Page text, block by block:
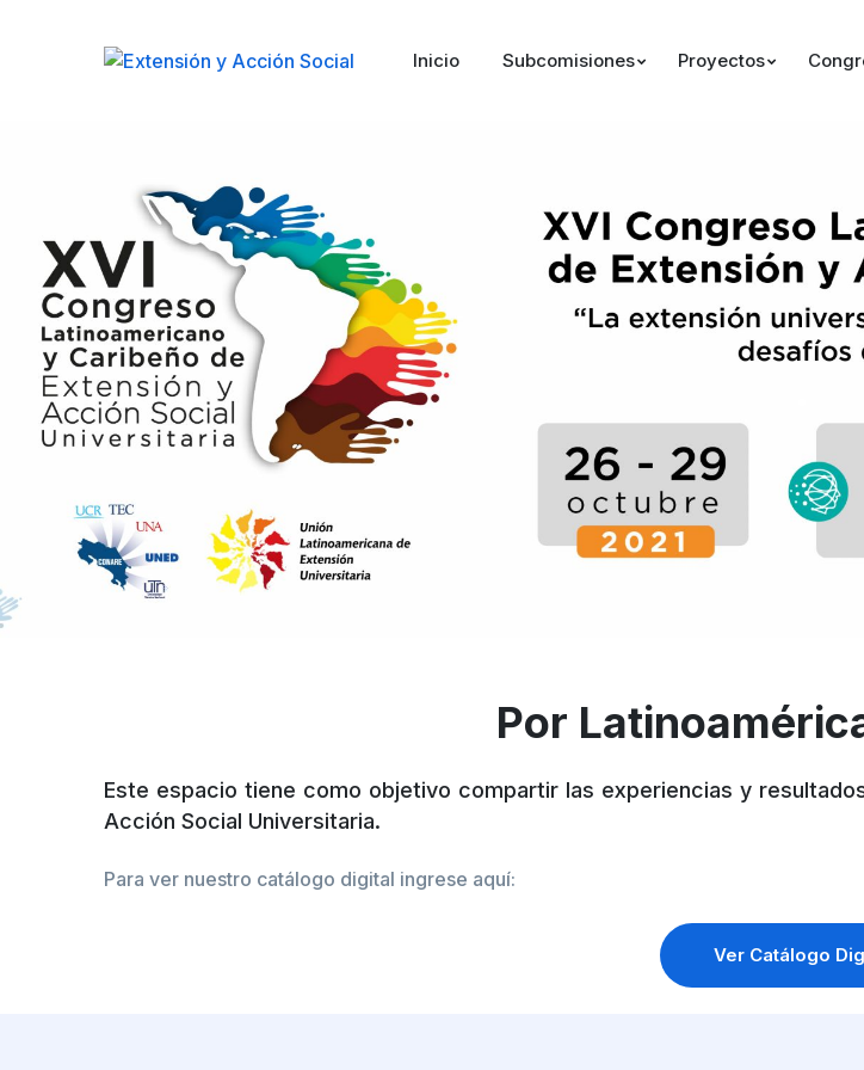
Inicio Subcomisiones Proyectos
Por
Este espacio tiene como objetivo compartir las experiencias y
Acción Social Universitaria.
Para ver nuestro catálogo digital ingrese aquí:
Ver Catálogo